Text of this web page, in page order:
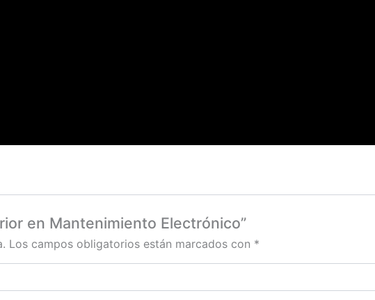
en Mantenimiento Electrónico”
Los campos obligatorios están marcados con *